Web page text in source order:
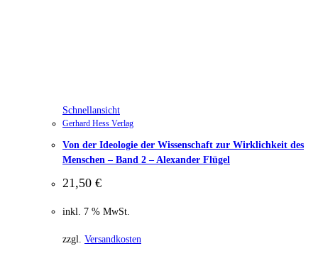
Schnellansicht
Gerhard Hess Verlag
Von der Ideologie der Wissenschaft zur Wirklichkeit des
Menschen – Band 2 – Alexander Flügel
21,50 €
inkl. 7 % MwSt.
zzgl. Versandkosten